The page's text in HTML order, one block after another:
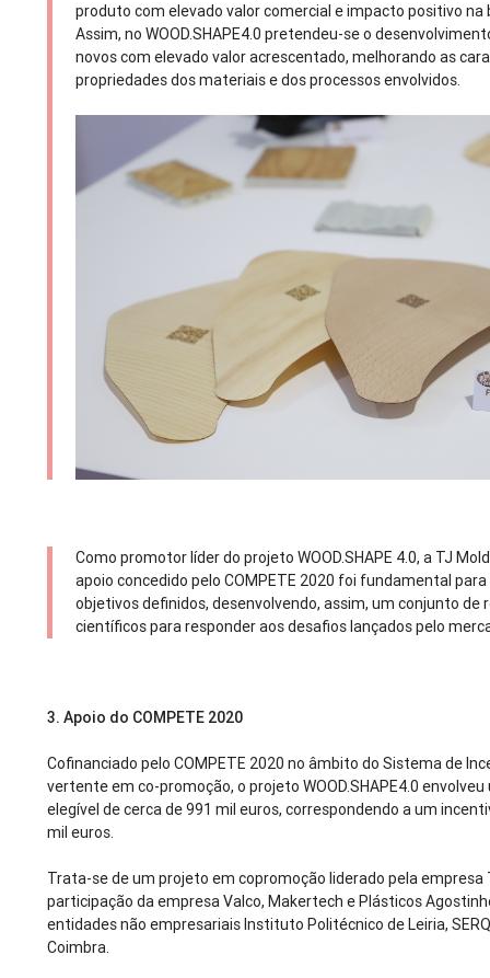
produto com elevado valor comercial e impacto positivo na
Assim, no WOOD.SHAPE4.0 pretendeu-se o
novos com elevado valor acrescentado, melhorando as
propriedades dos materiais e dos processos envolvidos.
Como promotor líder do projeto WOOD.SHAPE 4.0, a TJ
apoio concedido pelo COMPETE 2020 foi fundamental
objetivos definidos, desenvolvendo, assim, um conjunto de
científicos para responder aos desafios lançados pelo
3. Apoio do COMPETE 2020
Cofinanciado pelo COMPETE 2020 no âmbito do Sistema de
vertente em co-promoção, o projeto WOOD.SHAPE4.0
elegível de cerca de 991 mil euros, correspondendo a um
mil euros.
Trata-se de um projeto em copromoção liderado pela empresa
participação da empresa Valco, Makertech e Plásticos
entidades não empresariais Instituto Politécnico de Leiria,
Coimbra.